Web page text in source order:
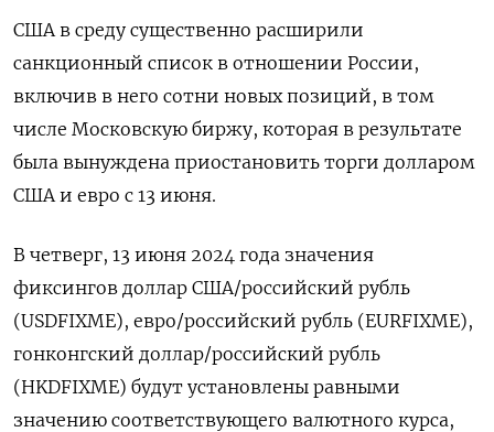
США в среду существенно расширили
санкционный список в отношении России,
включив в него сотни новых позиций, в том
числе Московскую биржу, которая в результате
была вынуждена приостановить торги долларом
США и евро с 13 июня.
В четверг, 13 июня 2024 года значения
фиксингов доллар США/российский рубль
(USDFIXME), евро/российский рубль (EURFIXME),
гонконгский доллар/российский рубль
(HKDFIXME) будут установлены равными
значению соответствующего валютного курса,